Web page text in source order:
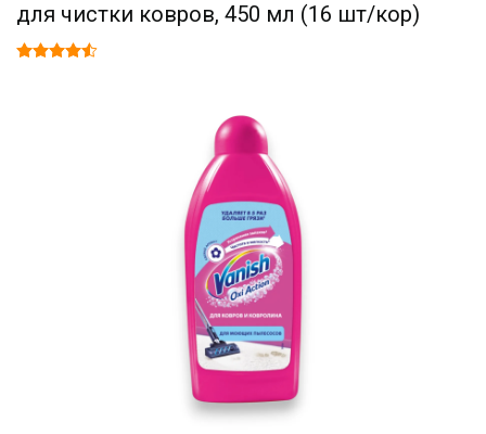
для чистки ковров, 450 мл (16 шт/кор)